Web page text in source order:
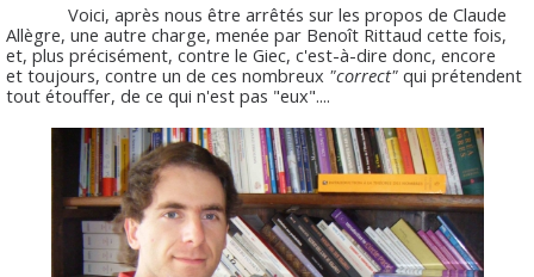
Voici, après nous être arrêtés sur les propos de Claude
Allègre, une autre charge, menée par Benoît Rittaud cette fois,
et, plus précisément, contre le Giec, c'est-à-dire donc, encore
et toujours, contre un de ces nombreux "correct" qui prétendent
tout étouffer, de ce qui n'est pas "eux"....